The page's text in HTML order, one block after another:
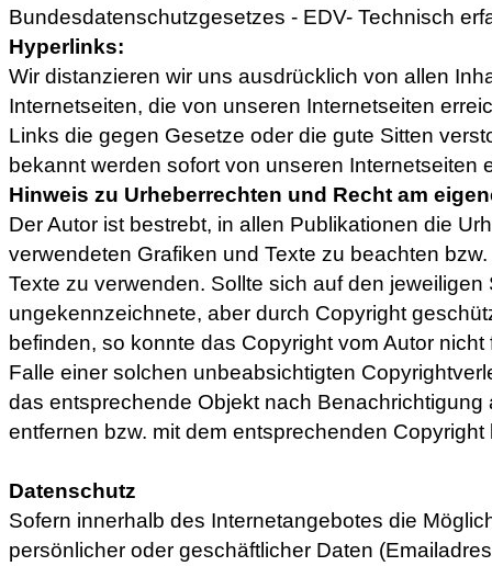
Bundesdatenschutzgesetzes - EDV- Technisch
Hyperlinks:
Wir distanzieren wir uns ausdrücklich von allen
Internetseiten, die von unseren Internetseiten
Links die gegen Gesetze oder die gute Sitten
bekannt werden sofort von unseren Internetseiten
Hinweis zu Urheberrechten und Recht am
Der Autor ist bestrebt, in allen Publikationen die
verwendeten Grafiken und Texte zu beachten
Texte zu verwenden. Sollte sich auf den
ungekennzeichnete, aber durch Copyright
befinden, so konnte das Copyright vom Autor
Falle einer solchen unbeabsichtigten
das entsprechende Objekt nach Benachrichtigung
entfernen bzw. mit dem entsprechenden
Datenschutz
Sofern innerhalb des Internetangebotes die
persönlicher oder geschäftlicher Daten